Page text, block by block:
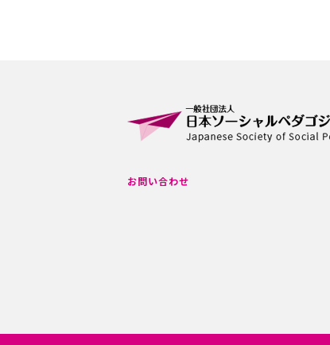
お問い合わせ